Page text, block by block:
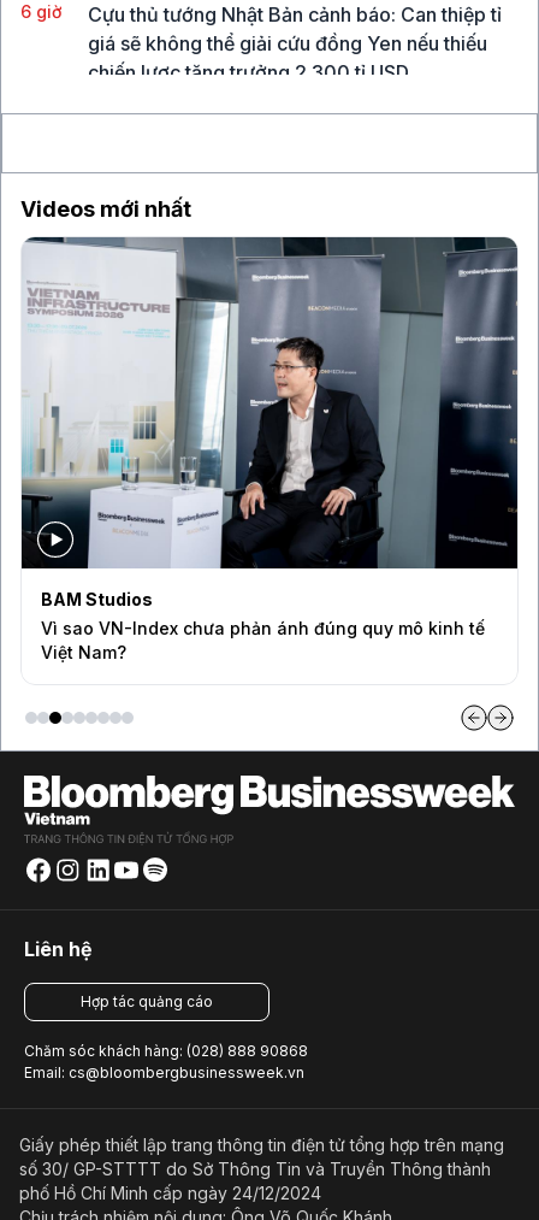
6 giờ
Cựu thủ tướng Nhật Bản cảnh báo: Can thiệp tỉ
giá sẽ không thể giải cứu đồng Yen nếu thiếu
chiến lược tăng trưởng 2.300 tỉ USD
Videos mới nhất
BAM Studios
Vì sao VN-Index chưa phản ánh đúng quy mô kinh tế
Việt Nam?
Liên hệ
Hợp tác quảng cáo
Chăm sóc khách hàng: (028) 888 90868
Email: cs@bloombergbusinessweek.vn
Giấy phép thiết lập trang thông tin điện tử tổng hợp trên mạng
số 30/ GP-STTTT do Sở Thông Tin và Truyền Thông thành
phố Hồ Chí Minh cấp ngày 24/12/2024